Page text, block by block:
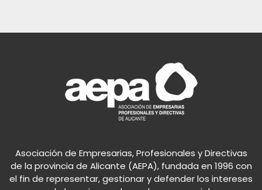
Asociación de Empresarias, Profesionales y Directivas
de la provincia de Alicante (AEPA), fundada en 1996 con
el fin de representar, gestionar y defender los intereses